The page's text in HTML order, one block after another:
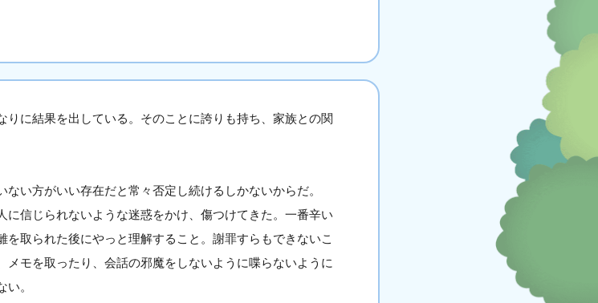
りに結果を出している。そのことに誇りも持ち、家族との関
い方がいい存在だと常々否定し続けるしかないからだ。
に信じられないような迷惑をかけ、傷つけてきた。一番辛い
取られた後にやっと理解すること。謝罪すらもできないこ
メモを取ったり、会話の邪魔をしないように喋らないように
。